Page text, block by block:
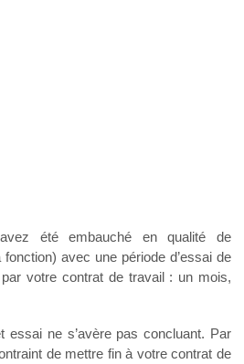
été embauché en qualité de
fonction) avec une période d’essai de
par votre contrat de travail : un mois,
essai ne s’avère pas concluant. Par
de mettre fin à votre contrat de